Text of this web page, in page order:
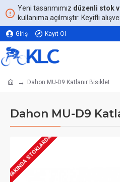
Yeni tasarımımız düzenli stok
kullanıma açılmıştır. Keyifli
Giriş Kayıt Ol
Dahon MU-D9 Katlanır Bisiklet
Dahon MU-D9
YAKINDA STOKLARDA